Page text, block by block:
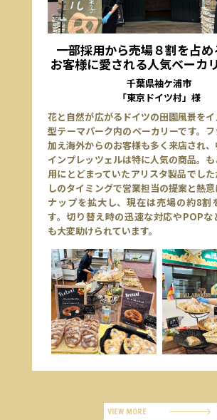
一部採用から売場８割を占
お客様に愛される人気ベーカ
千葉県袖ケ浦市
「東京ドイツ村」様
花と自然が広がるドイツの田園風景を
型テーマパーク内のベーカリーです。
加え海外からのお客様も多く来店され
インプレッツェルは特に人気の商品。
用にとどまっていたアリスタ製品でし
しのタイミングで営業担当の提案と熱
ナップを拡大し、現在は売場の約8割
す。切り替え時の迅速な対応やPOPな
も大変助けられています。
VIEW MORE